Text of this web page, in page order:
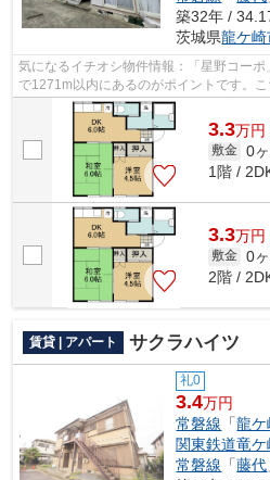
築32年 /
茨城県龍ケ崎
気になるイチオシ物件情報：「星野コー
で1271m以内にあるのがポイントです。
ートマンション館 龍ヶ崎店への来店予...
3.3万円
敷金 0
1階 /
3.3万円
敷金 0
2階 /
賃貸 | アパート サクラハイツ
礼0
3.4万円
常磐線 「龍
関東鉄道竜ケ
常磐線 「藤代